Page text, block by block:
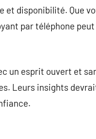
disponibilité. Que
par téléphone
un esprit ouvert et
Leurs insights